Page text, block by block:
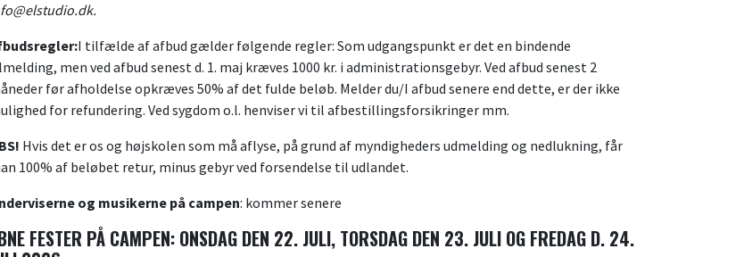
I tilfælde af afbud gælder følgende regler: Som udgangspunkt er det en bindende
men ved afbud senest d. 1. maj kræves 1000 kr. i administrationsgebyr. Ved afbud senest 2
før afholdelse opkræves 50% af det fulde beløb. Melder du/I afbud senere end dette, er der ikke
for refundering. Ved sygdom o.l. henviser vi til afbestillingsforsikringer mm.
Hvis det er os og højskolen som må aflyse, på grund af myndigheders udmelding og nedlukning, får
100% af beløbet retur, minus gebyr ved forsendelse til udlandet.
og musikerne på campen: kommer senere
FESTER PÅ CAMPEN: ONSDAG DEN 22. JULI, TORSDAG DEN 23. JULI OG FREDAG D. 24.